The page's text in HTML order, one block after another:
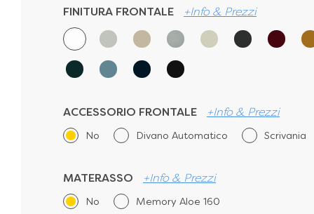
FINITURA FRONTALE +Info & Prezzi
ACCESSORIO FRONTALE +Info & Prezzi
No Divano Automatico Scrivania
MATERASSO +Info & Prezzi
No Memory Aloe 160